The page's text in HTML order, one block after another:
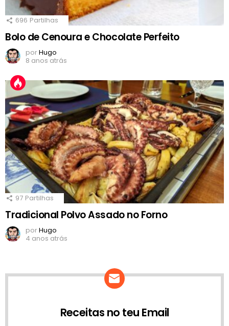
696 Partilhas
Bolo de Cenoura e Chocolate Perfeito
porHugo
8 anos atrás
97 Partilhas
Tradicional Polvo Assado no Forno
porHugo
4 anos atrás
Receitas no teu Email